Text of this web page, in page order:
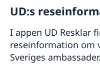
UD:s
I appen UD Resklar
reseinformation om
Sveriges ambassader.